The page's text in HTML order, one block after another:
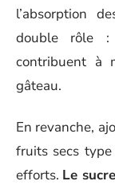
l’absorption
double rôle
contribuent à
gâteau.
En revanche,
fruits secs
efforts. Le